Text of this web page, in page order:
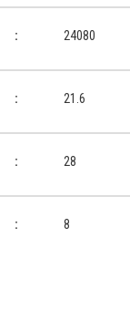
: 24080
: 21.6
: 28
: 8